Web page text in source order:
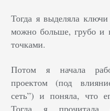
Тогда я выделяла
можно больше, грубо и
точками.
Потом я начала
проектом (под
сеть”) и поняла, что